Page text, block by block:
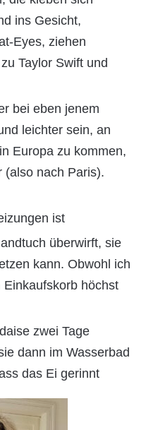
ins Gesicht,
Eyes, ziehen
Taylor Swift und
bei eben jenem
leichter sein, an
Europa zu kommen,
(also nach Paris).
ist
überwirft, sie
kann. Obwohl ich
höchst
zwei Tage
dann im Wasserbad
das Ei gerinnt